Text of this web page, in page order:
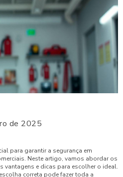
de 2025
para garantir a segurança em
Neste artigo, vamos abordar os
vantagens e dicas para escolher o ideal.
correta pode fazer toda a